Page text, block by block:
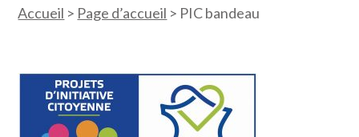
Accueil > Page d’accueil > PIC bandeau